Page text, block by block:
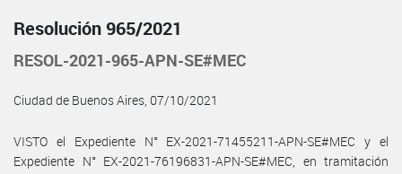
Resolución 965/2021
RESOL-2021-965-APN-SE#MEC
Ciudad de Buenos Aires, 07/10/2021
VISTO el Expediente N° EX-2021-71455211-APN-SE#MEC y el
Expediente N° EX-2021-76196831-APN-SE#MEC, en tramitación